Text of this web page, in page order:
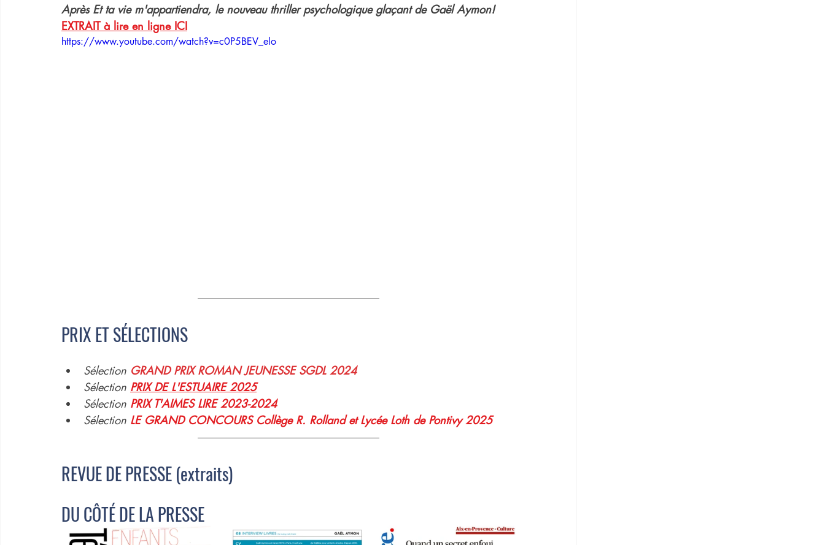
Après Et ta vie m'appartiendra, le nouveau thriller psychologique glaçant de Gaël Aymon!
EXTRAIT à lire en ligne ICI
https://www.youtube.com/watch?v=c0P5BEV_elo
PRIX ET SÉLECTIONS
Sélection GRAND PRIX ROMAN JEUNESSE SGDL 2024
Sélection PRIX DE L'ESTUAIRE 2025
Sélection PRIX T'AIMES LIRE 2023-2024
Sélection LE GRAND CONCOURS Collège R. Rolland et Lycée Loth de Pontivy 2025
REVUE DE PRESSE (extraits)
DU CÔTÉ DE LA PRESSE